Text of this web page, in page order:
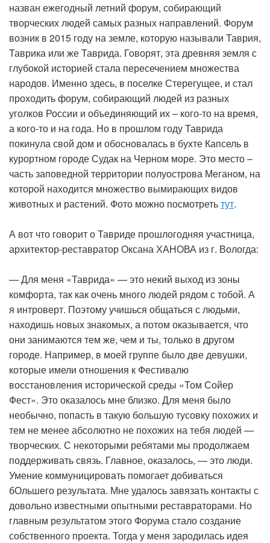
назван ежегодный летний форум, собирающий
творческих людей самых разных направлений. Форум
возник в 2015 году на земле, которую называли Таврия,
Таврика или же Таврида. Говорят, эта древняя земля с
глубокой историей стала пересечением множества
народов. Именно здесь, в поселке Стерегущее, и стал
проходить форум, собирающий людей из разных
уголков России и объединяющий их – кого-то на время,
а кого-то и на года. Но в прошлом году Таврида
покинула свой дом и обосновалась в бухте Капсель в
курортном городе Судак на Черном море. Это место –
часть заповедной территории полуострова Меганом, на
которой находится множество вымирающих видов
животных и растений. Фото можно посмотретьтут.
А вот что говорит о Тавриде прошлогодняя участница,
архитектор-реставратор Оксана ХАНОВА из г. Вологда:
— Для меня «Таврида» — это некий выход из зоны
комфорта, так как очень много людей рядом с тобой. А
я интроверт. Поэтому учишься общаться с людьми,
находишь новых знакомых, а потом оказывается, что
они занимаются тем же, чем и ты, только в другом
городе. Например, в моей группе было две девушки,
которые имели отношения к Фестивалю
восстановления исторической среды «Том Сойер
Фест». Это оказалось мне близко. Для меня было
необычно, попасть в такую большую тусовку похожих и
тем не менее абсолютно не похожих на тебя людей —
творческих. С некоторыми ребятами мы продолжаем
поддерживать связь. Главное, оказалось, — это люди.
Умение коммуницировать помогает добиваться
бОльшего результата. Мне удалось завязать контакты с
довольно известными опытными реставраторами. Но
главным результатом этого Форума стало создание
собственного проекта. Тогда у меня зародилась идея